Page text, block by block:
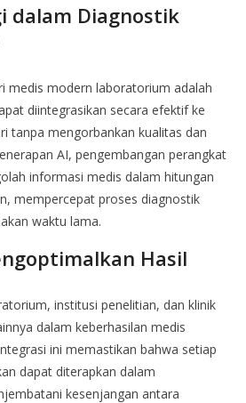
dalam Diagnostik
medis modern laboratorium adalah
diintegrasikan secara efektif ke
tanpa mengorbankan kualitas dan
AI, pengembangan perangkat
informasi medis dalam hitungan
mempercepat proses diagnostik
waktu lama.
Hasil
institusi penelitian, dan klinik
dalam keberhasilan medis
ini memastikan bahwa setiap
dapat diterapkan dalam
kesenjangan antara